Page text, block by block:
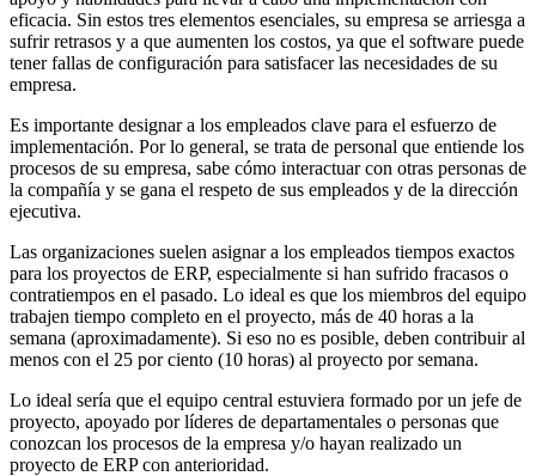
eficacia. Sin estos tres elementos esenciales, su empresa se arriesga a
sufrir retrasos y a que aumenten los costos, ya que el software puede
tener fallas de configuración para satisfacer las necesidades de su
empresa.
Es importante designar a los empleados clave para el esfuerzo de
implementación. Por lo general, se trata de personal que entiende los
procesos de su empresa, sabe cómo interactuar con otras personas de
la compañía y se gana el respeto de sus empleados y de la dirección
ejecutiva.
Las organizaciones suelen asignar a los empleados tiempos exactos
para los proyectos de ERP, especialmente si han sufrido fracasos o
contratiempos en el pasado. Lo ideal es que los miembros del equipo
trabajen tiempo completo en el proyecto, más de 40 horas a la
semana (aproximadamente). Si eso no es posible, deben contribuir al
menos con el 25 por ciento (10 horas) al proyecto por semana.
Lo ideal sería que el equipo central estuviera formado por un jefe de
proyecto, apoyado por líderes de departamentales o personas que
conozcan los procesos de la empresa y/o hayan realizado un
proyecto de ERP con anterioridad.